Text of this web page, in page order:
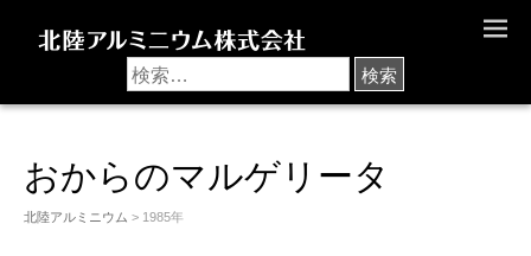
U
おからのマルゲリータ
北陸アルミニウム > 1985年